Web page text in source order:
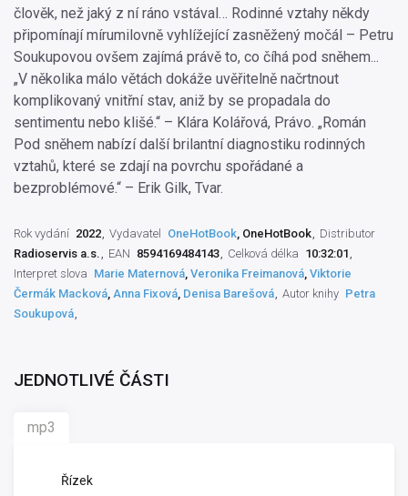
člověk, než jaký z ní ráno vstával… Rodinné vztahy někdy
připomínají mírumilovně vyhlížející zasněžený močál – Petru
Soukupovou ovšem zajímá právě to, co číhá pod sněhem...
„V několika málo větách dokáže uvěřitelně načrtnout
komplikovaný vnitřní stav, aniž by se propadala do
sentimentu nebo klišé.“ – Klára Kolářová, Právo. „Román
Pod sněhem nabízí další brilantní diagnostiku rodinných
vztahů, které se zdají na povrchu spořádané a
bezproblémové.“ – Erik Gilk, Tvar.
Rok vydání 2022 Vydavatel OneHotBook, OneHotBook
Distributor
Radioservis a.s.
EAN 8594169484143 Celková délka 10:32:01
Interpret slova Marie Maternová, Veronika Freimanová, Viktorie
Čermák Macková, Anna Fixová, Denisa Barešová Autor knihy Petra
Soukupová
JEDNOTLIVÉ ČÁSTI
mp3
Řízek